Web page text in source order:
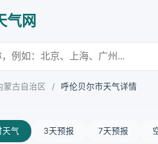
气网
蒙古自治区 / 呼伦贝尔市天气详情
天气 3天预报 7天预报